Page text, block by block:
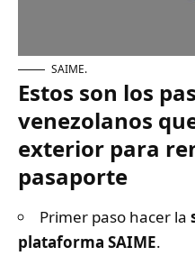
SAIME.
Estos son los
venezolanos
exterior para
pasaporte
Primer paso hacer la
plataforma SAIME.